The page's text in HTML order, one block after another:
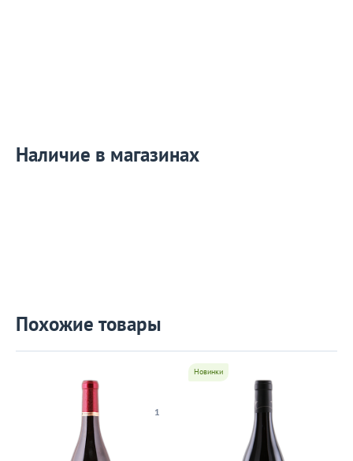
Наличие в магазинах
Похожие товары
1
Новинки